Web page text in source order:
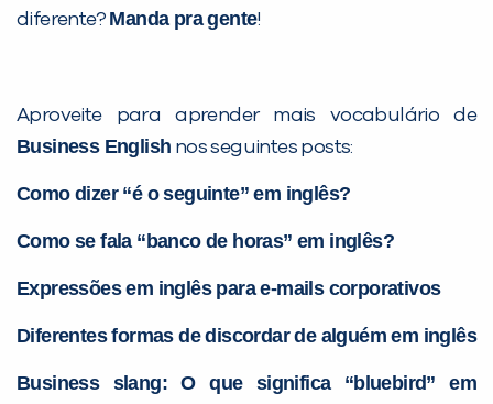
diferente? Manda pra gente!
Aproveite para aprender mais vocabulário de
Business English nos seguintes posts:
Como dizer “é o seguinte” em inglês?
Como se fala “banco de horas” em inglês?
Expressões em inglês para e-mails corporativos
Diferentes formas de discordar de alguém em inglês
Business slang: O que significa “bluebird” em